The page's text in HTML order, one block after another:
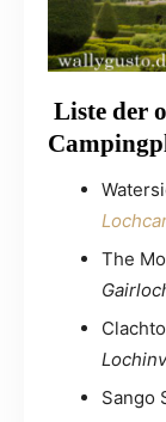
Liste der
The
Sango